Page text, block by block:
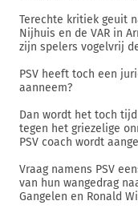
Terechte kritiek geuit
Nijhuis en de VAR in
zijn spelers vogelvrij
PSV heeft toch een
aanneem?
Dan wordt het toch
tegen het griezelige
PSV coach wordt
Vraag namens PSV
van hun wangedrag
Gangelen en Ronald